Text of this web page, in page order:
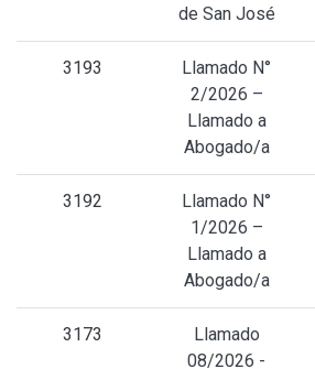
de San José
3193
Llamado N°
2/2026 –
Llamado a
Abogado/a
3192
Llamado N°
1/2026 –
Llamado a
Abogado/a
3173
Llamado
08/2026 -